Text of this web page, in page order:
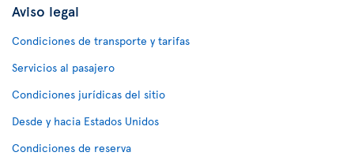
Aviso legal
Condiciones de transporte y tarifas
Servicios al pasajero
Condiciones jurídicas del sitio
Desde y hacia Estados Unidos
Condiciones de reserva